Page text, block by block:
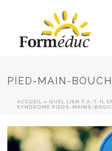
PIED-MAIN-
ACCUEIL » QUEL LIEN Y A-T-IL
SYNDROME PIEDS-MAINS-